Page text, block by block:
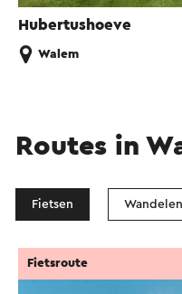
Hubertushoeve
Walem
Routes in
Fietsen Wandelen
Fietsroute